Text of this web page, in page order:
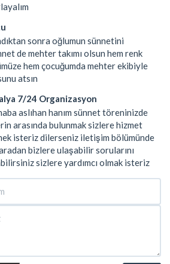
sonra oğlumun sünnetini
de mehter takımı olsun hem renk
hem çocuğumda mehter ekibiyle
atsın
7/24 Organizasyon
aslıhan hanım sünnet töreninizde
arasında bulunmak sizlere hizmet
isteriz dilerseniz iletişim bölümünde
bizlere ulaşabilir sorularını
sizlere yardımcı olmak isteriz